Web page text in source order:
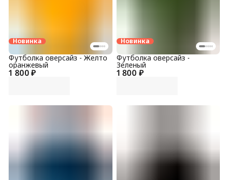
Новинка
1 800 ₽
Футболка оверсайз - Желто
оранжевый
Новинка
1 800 ₽
Футболка оверсайз -
Зеленый